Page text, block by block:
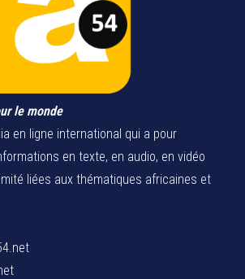
le monde
en ligne international qui a pour
en texte, en audio, en vidéo
liées aux thématiques africaines et